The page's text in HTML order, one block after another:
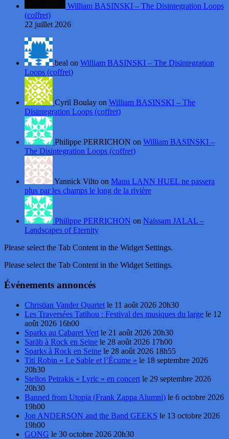
William BASINSKI – The Disintegration Loops
(coffret)
22 juillet 2026
beal on William BASINSKI – The Disintegration
Loops (coffret)
Cyril Boulay on William BASINSKI – The
Disintegration Loops (coffret)
Philippe PERRICHON on William BASINSKI –
The Disintegration Loops (coffret)
Yannick Vilto on Manu LANN HUEL ne passera
plus par les champs le long de la rivière
Philippe PERRICHON on Naissam JALAL –
Landscapes of Eternity
Please select the Tab Content in the Widget Settings.
Please select the Tab Content in the Widget Settings.
Événements annoncés
Christian Vander Quartet le 11 août 2026 20h30
Les Traversées Tatihou : Festival des musiques du large le 12
août 2026 16h00
Sparks au Cabaret Vert le 21 août 2026 20h30
Sarāb à Rock en Seine le 28 août 2026 17h00
Sparks à Rock en Seine le 28 août 2026 18h55
Titi Robin « Le Sable et l’Écume » le 18 septembre 2026
20h30
Stelios Petrakis « Lyric » en concert le 29 septembre 2026
20h30
Banned from Utopia (Frank Zappa Alumni) le 6 octobre 2026
19h00
Jon ANDERSON and the Band GEEKS le 13 octobre 2026
19h00
GONG le 30 octobre 2026 20h30